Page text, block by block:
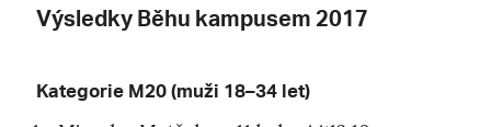
Výsledky Běhu kampusem 2017
Kategorie M20 (muži 18–34 let)